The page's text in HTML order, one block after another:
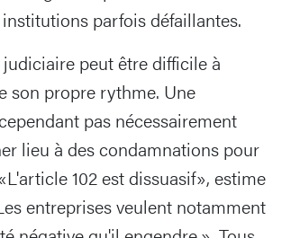
parfois défaillantes.
peut être difficile à
son propre rythme. Une
pas nécessairement
lieu à des condamnations pour
102 est dissuasif», estime
entreprises veulent notamment